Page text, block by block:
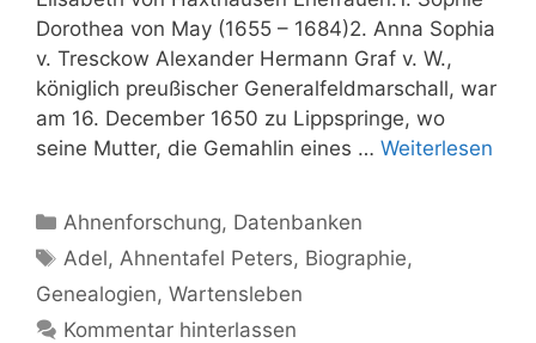
Dorothea von May (1655 – 1684)2. Anna Sophia
v. Tresckow Alexander Hermann Graf v. W.,
königlich preußischer Generalfeldmarschall, war
am 16. December 1650 zu Lippspringe, wo
seine Mutter, die Gemahlin eines … Weiterlesen
Kategorien
Ahnenforschung, Datenbanken
Schlagwörter
Adel, Ahnentafel Peters, Biographie,
Genealogien, Wartensleben
Kommentar hinterlassen